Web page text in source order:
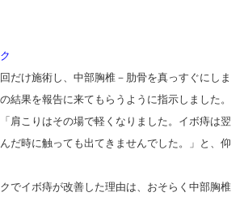
だけ施術し、中部胸椎－肋骨を真っすぐにしま
結果を報告に来てもらうように指示しました。
肩こりはその場で軽くなりました。イボ痔は翌
だ時に触っても出てきませんでした。」と、仰
でイボ痔が改善した理由は、おそらく中部胸椎